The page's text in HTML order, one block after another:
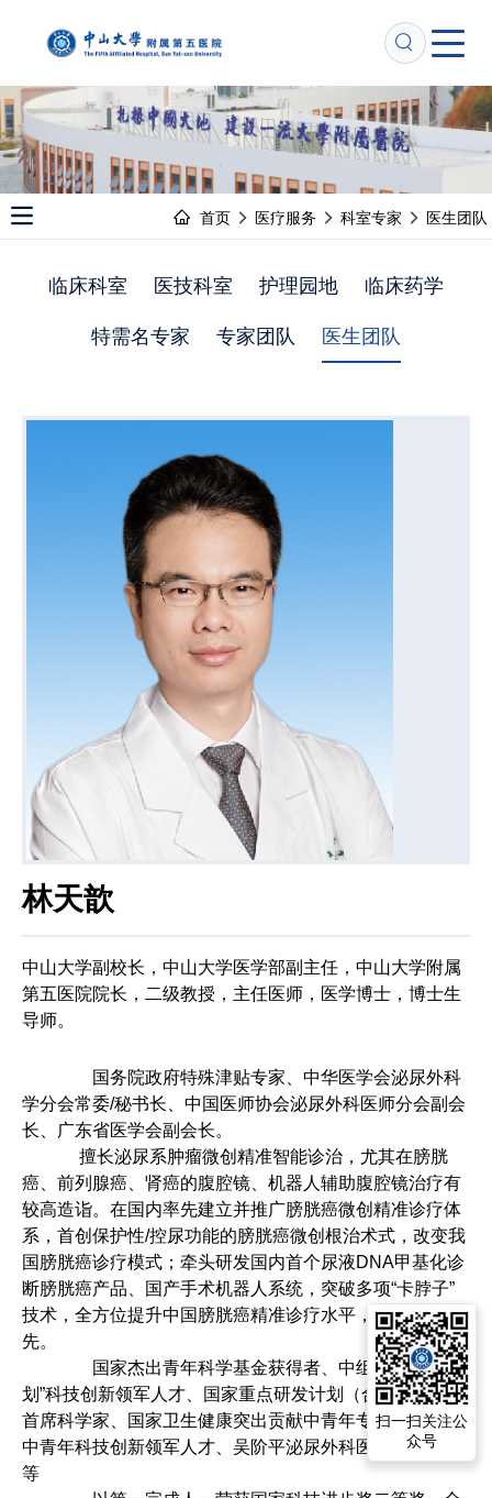
主
要
内
容
Open main menu 首页 医疗服务 科室专家 医生团队
临床科室 医技科室 护理园地 临床药学
特需名专家 专家团队 医生团队
林天歆
中山大学副校长，中山大学医学部副主任，中山大学附属
第五医院院长，二级教授，主任医师，医学博士，博士生
导师。
国务院政府特殊津贴专家、中华医学会泌尿外科
学分会常委/秘书长、中国医师协会泌尿外科医师分会副会
长、广东省医学会副会长。
擅长泌尿系肿瘤微创精准智能诊治，尤其在膀胱
癌、前列腺癌、肾癌的腹腔镜、机器人辅助腹腔镜治疗有
较高造诣。在国内率先建立并推广膀胱癌微创精准诊疗体
系，首创保护性/控尿功能的膀胱癌微创根治术式，改变我
国膀胱癌诊疗模式；牵头研发国内首个尿液DNA甲基化诊
断膀胱癌产品、国产手术机器人系统，突破多项“卡脖子”
技术，全方位提升中国膀胱癌精准诊疗水平，达到国际领
先。
国家杰出青年科学基金获得者、中组部“万人计
划”科技创新领军人才、国家重点研发计划（合成生物学）
首席科学家、国家卫生健康突出贡献中青年专家、科技部
中青年科技创新领军人才、吴阶平泌尿外科医学奖获得者
等
扫一扫关注公
众号